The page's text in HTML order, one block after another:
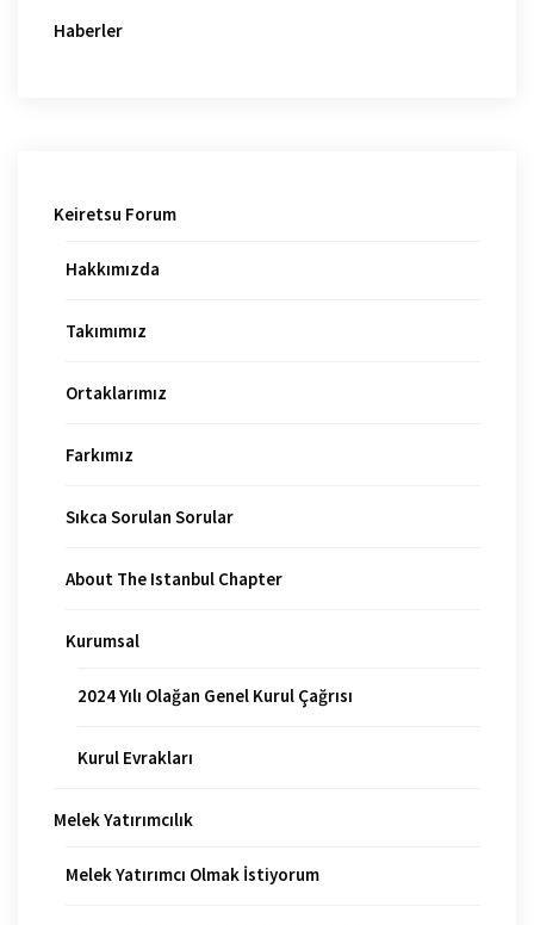
Haberler
Keiretsu Forum
Hakkımızda
Takımımız
Ortaklarımız
Farkımız
Sıkca Sorulan Sorular
About The Istanbul Chapter
Kurumsal
2024 Yılı Olağan Genel Kurul Çağrısı
Kurul Evrakları
Melek Yatırımcılık
Melek Yatırımcı Olmak İstiyorum